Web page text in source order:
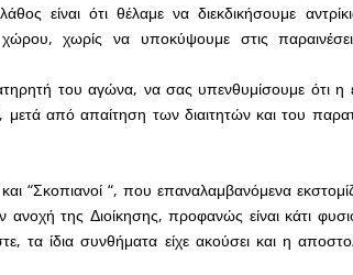
είναι ότι θέλαμε να διεκδικήσουμε
χωρίς να υποκύψουμε στις
του αγώνα, να σας υπενθυμίσουμε ότι η
από απαίτηση των διαιτητών και του
“Σκοπιανοί “, που επαναλαμβανόμενα
της Διοίκησης, προφανώς είναι κάτι
τα ίδια συνθήματα είχε ακούσει και η